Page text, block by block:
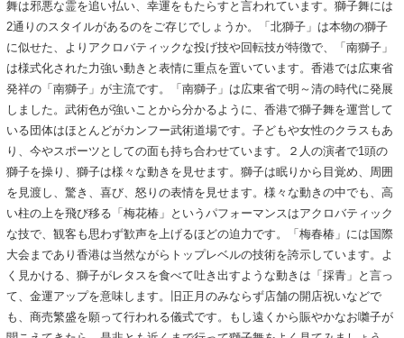
舞は邪悪な霊を追い払い、幸運をもたらすと言われています。獅子舞には
2通りのスタイルがあるのをご存じでしょうか。「北獅子」は本物の獅子
に似せた、よりアクロバティックな投げ技や回転技が特徴で、「南獅子」
は様式化された力強い動きと表情に重点を置いています。香港では広東省
発祥の「南獅子」が主流です。「南獅子」は広東省で明～清の時代に発展
しました。武術色が強いことから分かるように、香港で獅子舞を運営して
いる団体はほとんどがカンフー武術道場です。子どもや女性のクラスもあ
り、今やスポーツとしての面も持ち合わせています。２人の演者で1頭の
獅子を操り、獅子は様々な動きを見せます。獅子は眠りから目覚め、周囲
を見渡し、驚き、喜び、怒りの表情を見せます。様々な動きの中でも、高
い柱の上を飛び移る「梅花椿」というパフォーマンスはアクロバティック
な技で、観客も思わず歓声を上げるほどの迫力です。「梅春椿」には国際
大会まであり香港は当然ながらトップレベルの技術を誇示しています。よ
く見かける、獅子がレタスを食べて吐き出すような動きは「採青」と言っ
て、金運アップを意味します。旧正月のみならず店舗の開店祝いなどで
も、商売繁盛を願って行われる儀式です。もし遠くから賑やかなお囃子が